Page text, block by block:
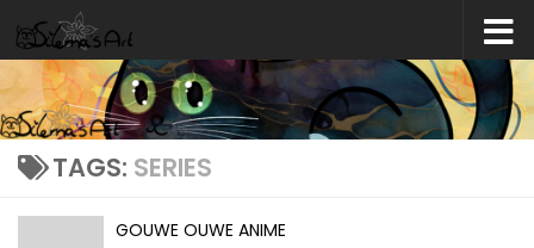
Skip to content
TAGS: SERIES
GOUWE OUWE ANIME